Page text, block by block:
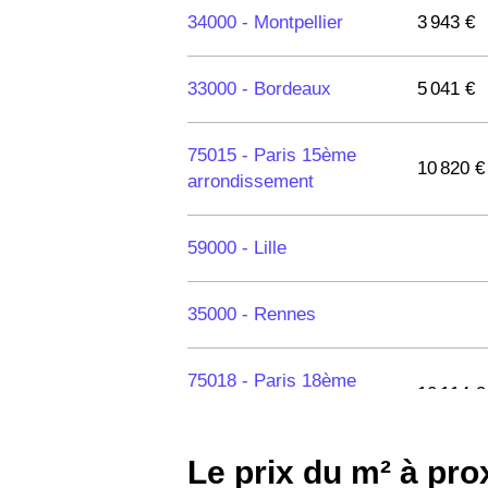
34000 - Montpellier 3 943 €
33000 - Bordeaux 5 041 €
75015 - Paris 15ème
arrondissement
10 820 €
59000 - Lille
35000 - Rennes
75018 - Paris 18ème
10 114 €
75020 - Paris 20ème
Le prix du m² à